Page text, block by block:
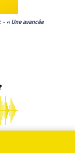
« Une avancée